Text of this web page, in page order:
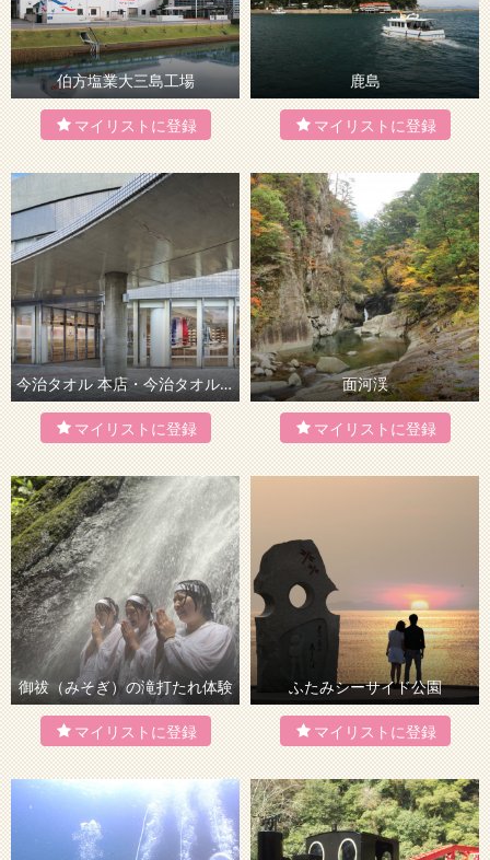
伯方塩業大三島工場 鹿島
今治タオル 本店・今治タオルLAB（テクスポート今治） 面河渓
御祓（みそぎ）の滝打たれ体験 ふたみシーサイド公園